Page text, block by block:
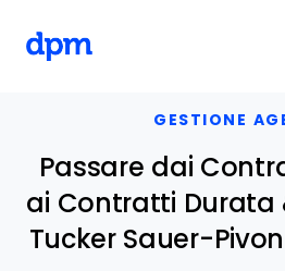
GESTIONE
Passare dai
ai Contratti Durata
Tucker Sauer-